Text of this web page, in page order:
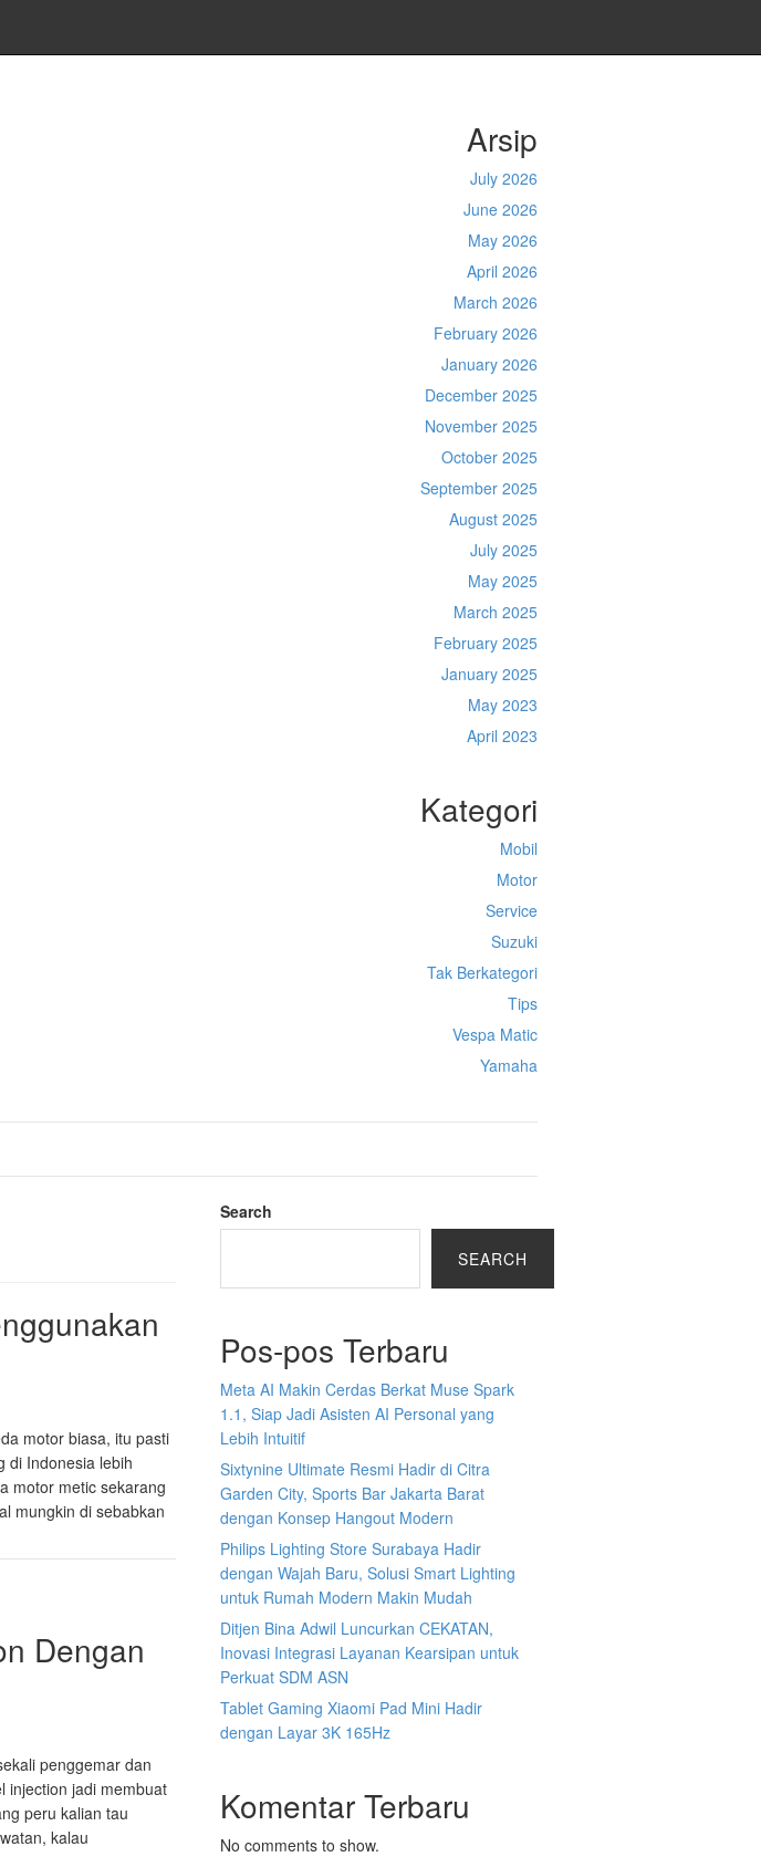
Arsip
July 2026
June 2026
May 2026
April 2026
March 2026
February 2026
January 2026
December 2025
November 2025
October 2025
September 2025
August 2025
July 2025
May 2025
March 2025
February 2025
January 2025
May 2023
April 2023
Kategori
Mobil
Motor
Service
Suzuki
Tak Berkategori
Tips
Vespa Matic
Yamaha
motor biasa, itu pasti
di Indonesia lebih
motor metic sekarang
mungkin di sebabkan
Dengan
penggemar dan
injection jadi membuat
peru kalian tau
kalau
Search
SEARCH
Pos-pos Terbaru
Meta AI Makin Cerdas Berkat Muse Spark
1.1, Siap Jadi Asisten AI Personal yang
Lebih Intuitif
Sixtynine Ultimate Resmi Hadir di Citra
Garden City, Sports Bar Jakarta Barat
dengan Konsep Hangout Modern
Philips Lighting Store Surabaya Hadir
dengan Wajah Baru, Solusi Smart Lighting
untuk Rumah Modern Makin Mudah
Ditjen Bina Adwil Luncurkan CEKATAN,
Inovasi Integrasi Layanan Kearsipan untuk
Perkuat SDM ASN
Tablet Gaming Xiaomi Pad Mini Hadir
dengan Layar 3K 165Hz
Komentar Terbaru
No comments to show.